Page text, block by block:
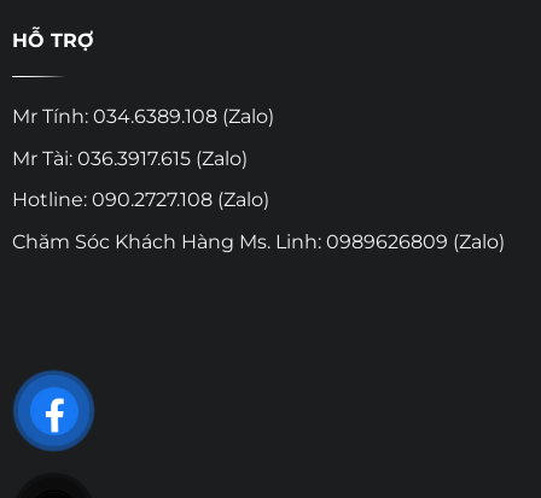
HỖ TRỢ
Mr Tính: 034.6389.108 (Zalo)
Mr Tài: 036.3917.615 (Zalo)
Hotline: 090.2727.108 (Zalo)
Chăm Sóc Khách Hàng Ms. Linh: 0989626809 (Zalo)